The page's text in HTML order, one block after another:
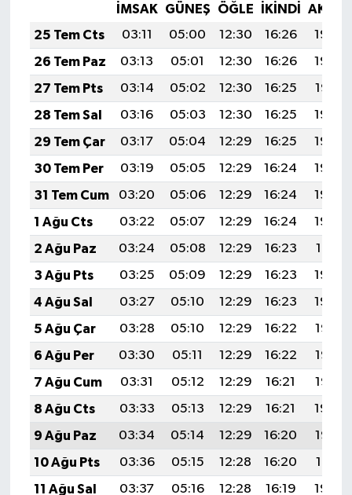
İMSAK GÜNEŞ ÖĞLE İKINDI
25 Tem Cts
03:11 05:00 12:30 16:26
19:49
26 Tem Paz
03:13 05:01 12:30 16:26
19:48
27 Tem Pts
03:14 05:02 12:30 16:25
19:47
28 Tem Sal
03:16 05:03 12:30 16:25
19:46
29 Tem Çar
03:17 05:04 12:29 16:25
19:45
30 Tem Per
03:19 05:05 12:29 16:24
19:44
31 Tem Cum
03:20 05:06 12:29 16:24
19:43
1 Ağu Cts
03:22 05:07 12:29 16:24
19:42
2 Ağu Paz
03:24 05:08 12:29 16:23
19:41
3 Ağu Pts
03:25 05:09 12:29 16:23
19:40
4 Ağu Sal
03:27 05:10 12:29 16:23
19:39
5 Ağu Çar
03:28 05:10 12:29 16:22
19:38
6 Ağu Per
03:30 05:11 12:29 16:22
19:36
7 Ağu Cum
03:31 05:12 12:29 16:21
19:35
8 Ağu Cts
03:33 05:13 12:29 16:21
19:34
9 Ağu Paz
03:34 05:14 12:29 16:20
19:33
10 Ağu Pts
03:36 05:15 12:28 16:20
19:31
11 Ağu Sal
03:37 05:16 12:28 16:19
19:30